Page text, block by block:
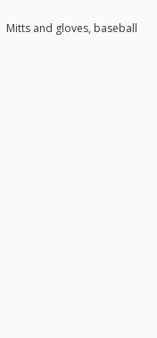
Mitts and gloves, baseball